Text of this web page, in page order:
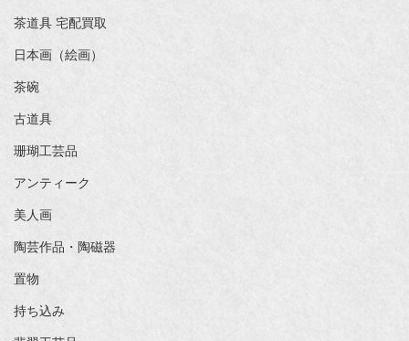
茶道具 宅配買取
日本画（絵画）
茶碗
古道具
珊瑚工芸品
アンティーク
美人画
陶芸作品・陶磁器
置物
持ち込み